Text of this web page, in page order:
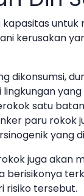
kerusakan
dikonsumsi,
satu
paru rokok
yang
juga akan
berisikonya
risiko tersebut.